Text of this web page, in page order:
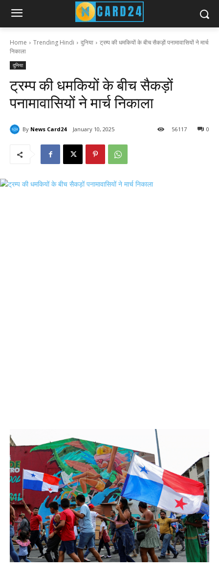
Home Trending Hindi दुनिया
ट्रम्प की धमकियों के बीच सैकड़ों पनामावासियों ने मार्च
निकाला
दुनिया
ट्रम्प की धमकियों के बीच सैकड़ों
पनामावासियों ने मार्च निकाला
By News Card24 January 10, 2025 0
56117